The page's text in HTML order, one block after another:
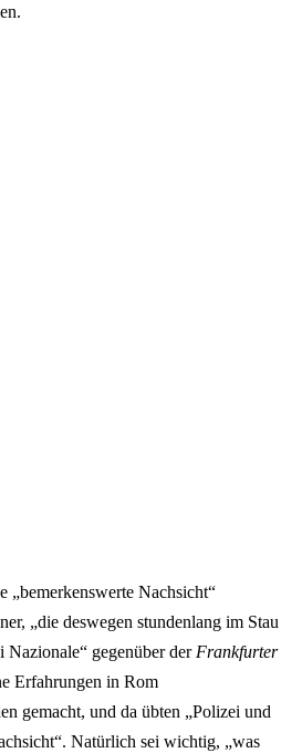
„bemerkenswerte Nachsicht“
„die deswegen stundenlang im Stau
Nazionale“ gegenüber der Frankfurter
Erfahrungen in Rom
gemacht, und da übten „Polizei und
Natürlich sei wichtig, „was